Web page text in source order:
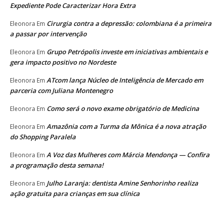
Expediente Pode Caracterizar Hora Extra
Eleonora Em Cirurgia contra a depressão: colombiana é a primeira
a passar por intervenção
Eleonora Em Grupo Petrópolis investe em iniciativas ambientais e
gera impacto positivo no Nordeste
Eleonora Em ATcom lança Núcleo de Inteligência de Mercado em
parceria com Juliana Montenegro
Eleonora Em Como será o novo exame obrigatório de Medicina
Eleonora Em Amazônia com a Turma da Mônica é a nova atração
do Shopping Paralela
Eleonora Em A Voz das Mulheres com Márcia Mendonça — Confira
a programação desta semana!
Eleonora Em Julho Laranja: dentista Amine Senhorinho realiza
ação gratuita para crianças em sua clínica